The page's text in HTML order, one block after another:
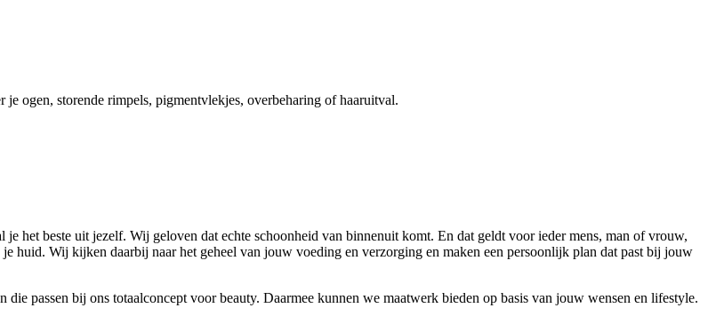
ogen, storende rimpels, pigmentvlekjes, overbeharing of haaruitval.
het beste uit jezelf. Wij geloven dat echte schoonheid van binnenuit komt. En dat geldt voor ieder mens, man of vrouw,
huid. Wij kijken daarbij naar het geheel van jouw voeding en verzorging en maken een persoonlijk plan dat past bij jouw
passen bij ons totaalconcept voor beauty. Daarmee kunnen we maatwerk bieden op basis van jouw wensen en lifestyle.